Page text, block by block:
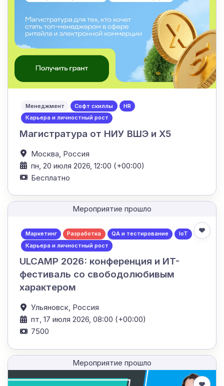
Менеджмент Софт скиллы
HR
Карьера и личностный рост
Магистратура от НИУ ВШЭ и Х5
Москва, Россия
пн, 20 июля 2026, 12:00 (+00:00)
Бесплатно
Мероприятие прошло
Маркетинг Разработка QA и тестирование
IoT
Карьера и личностный рост
ULCAMP 2026: конференция и ИT-
фестиваль со свободолюбивым
характером
Ульяновск, Россия
пт, 17 июля 2026, 08:00 (+00:00)
7500
Мероприятие прошло